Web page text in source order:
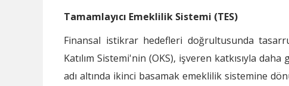
Tamamlayıcı Emeklilik Sistemi (TES)
Finansal istikrar hedefleri doğrultusunda
Katılım Sistemi'nin (OKS), işveren katkısıyla
adı altında ikinci basamak emeklilik sistemine